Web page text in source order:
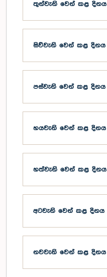
තුන්වැනි වෙන් කළ දිනය
සිව්වැනි වෙන් කළ දිනය
පස්වැනි වෙන් කළ දිනය
හයවැනි වෙන් කළ දිනය
හත්වැනි වෙන් කළ දිනය
අටවැනි වෙන් කළ දිනය
නවවැනි වෙන් කළ දිනය